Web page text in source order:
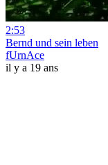
2:53
Bernd und sein leben
fUrnAce
il y a 19 ans